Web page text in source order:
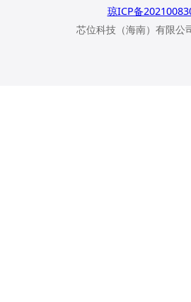
琼ICP备
芯位科技（海南）有限公